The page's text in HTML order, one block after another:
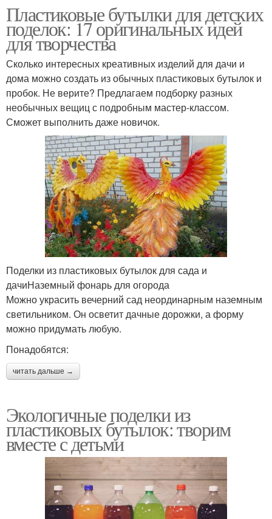
Пластиковые бутылки для детских
поделок: 17 оригинальных идей
для творчества
Сколько интересных креативных изделий для дачи и
дома можно создать из обычных пластиковых бутылок и
пробок. Не верите? Предлагаем подборку разных
необычных вещиц с подробным мастер-классом.
Сможет выполнить даже новичок.
Поделки из пластиковых бутылок для сада и
дачиНаземный фонарь для огорода
Можно украсить вечерний сад неординарным наземным
светильником. Он осветит дачные дорожки, а форму
можно придумать любую.
Понадобятся:
читать дальше →
Экологичные поделки из
пластиковых бутылок: творим
вместе с детьми